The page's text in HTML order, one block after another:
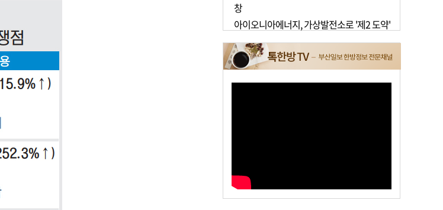
창
아이오니아에너지, 가상발전소로 '제2 도약'